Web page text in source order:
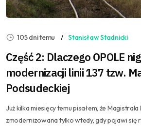
105 dni temu Stanisław Stadnicki
Część 2: Dlaczego OPOLE
modernizacji linii 137 tzw.
Podsudeckiej
Już kilka miesięcy temu pisałem, że
zmodernizowana tylko wtedy, gdy pojawi się